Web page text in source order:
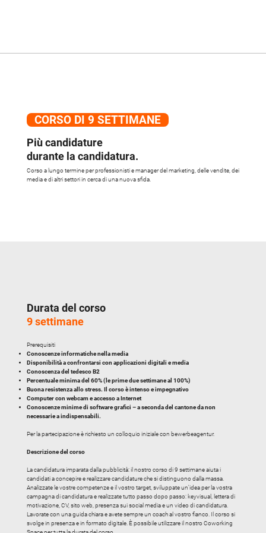
CORSO DI 9 SETTIMANE
Più candidature
durante la candidatura.
Corso a lungo termine per professionisti e manager del marketing, delle vendite, dei
media e di altri settori in cerca di una nuova sfida.
Durata del corso
9 settimane
Prerequisiti
Conoscenze informatiche nella media
Disponibilità a confrontarsi con applicazioni digitali e media
Conoscenza del tedesco B2
Percentuale minima del 60% (le prime due settimane al 100%)
Buona resistenza allo stress. Il corso è intenso e impegnativo
Computer con webcam e accesso a Internet
Conoscenze minime di software grafici – a seconda del cantone da non
necessarie a indispensabili.
Per la partecipazione è richiesto un colloquio iniziale con bewerbeagentur.
Descrizione del corso
La candidatura imparata dalla pubblicità: il nostro corso di 9 settimane aiuta i
candidati a concepire e realizzare candidature che si distinguono dalla massa.
Analizzate le vostre competenze e il vostro target, sviluppate un'idea per la vostra
campagna di candidatura e realizzate tutto passo dopo passo: keyvisual, lettera di
motivazione, CV, sito web, presenza sui social media e un video di candidatura.
Lavorate con una guida chiara e avete sempre un coach al vostro fianco. Il corso si
svolge in presenza e in formato digitale. È possibile utilizzare il nostro Coworking